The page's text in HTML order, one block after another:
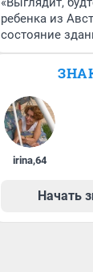
ребенка из
состояние
irina,64
Начать